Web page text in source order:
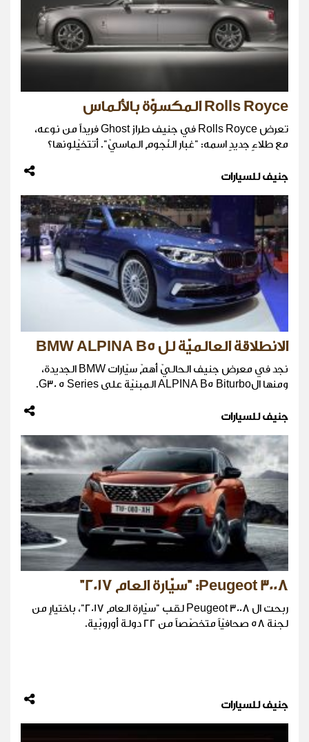
Rolls Royce المكسوّة بالألماس
تعرض Rolls Royce في جنيف طراز Ghost فريداً من نوعه،
مع طلاءٍ جديدٍ اسمه: "غبار النّجوم الماسيّ". أتتخيّلونها؟
جنيف للسيارات
الانطلاقة العالميّة لل BMW ALPINA B5
نجد في معرض جنيف الحاليّ أهمّ سيّارات BMW الجديدة،
ومنها الALPINA B5 Biturbo المبنيّة على G30 5 Series.
جنيف للسيارات
Peugeot 3008: "سيّارة العام 2017"
ربحت ال Peugeot 3008 لقب "سيّارة العام 2017"، باختيارٍ من
لجنة 58 صحافيّاً متخصّصاً من 22 دولة أوروبّية.
جنيف للسيارات